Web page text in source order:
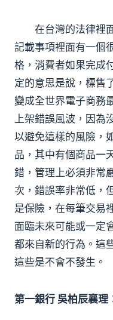
在台灣的法律裡面
記載事項裡面有一個
格，消費者如果完成
定的意思是說，標售
變成全世界電子商務
上架錯誤風波，因為
以避免這樣的風險，
品，其中有個商品一
錯，管理上必須非常
次，錯誤率非常低，
是保險，在每筆交易
面臨未來可能或一定
都來自新的行為。這
這些是不會不發生。
第一銀行 吳柏辰襄理